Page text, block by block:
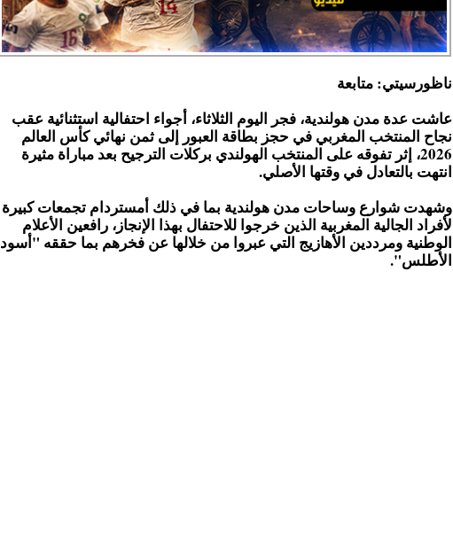
ناظورسيتي: متابعة
عاشت عدة مدن هولندية، فجر اليوم الثلاثاء، أجواء احتفالية استثنائية عقب
نجاح المنتخب المغربي في حجز بطاقة العبور إلى ثمن نهائي كأس العالم
2026، إثر تفوقه على المنتخب الهولندي بركلات الترجيح بعد مباراة مثيرة
انتهت بالتعادل في وقتها الأصلي.
وشهدت شوارع وساحات مدن هولندية بما في ذلك أمستردام تجمعات كبيرة
لأفراد الجالية المغربية الذين خرجوا للاحتفال بهذا الإنجاز، رافعين الأعلام
الوطنية ومرددين الأهازيج التي عبروا من خلالها عن فخرهم بما حققه "أسود
الأطلس".